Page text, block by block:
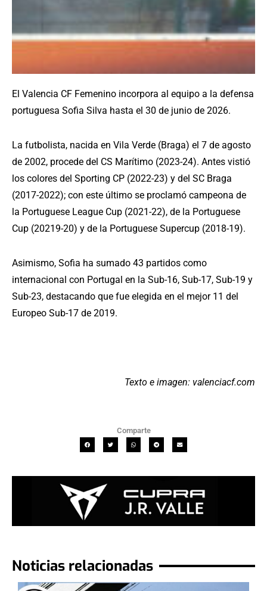
El Valencia CF Femenino incorpora al equipo a la defensa
portuguesa Sofia Silva hasta el 30 de junio de 2026.
La futbolista, nacida en Vila Verde (Braga) el 7 de agosto
de 2002, procede del CS Marítimo (2023-24). Antes vistió
los colores del Sporting CP (2022-23) y del SC Braga
(2017-2022); con este último se proclamó campeona de
la Portuguese League Cup (2021-22), de la Portuguese
Cup (20219-20) y de la Portuguese Supercup (2018-19).
Asimismo, Sofia ha sumado 43 partidos como
internacional con Portugal en la Sub-16, Sub-17, Sub-19 y
Sub-23, destacando que fue elegida en el mejor 11 del
Europeo Sub-17 de 2019.
Texto e imagen: valenciacf.com
Comparte
Noticias relacionadas